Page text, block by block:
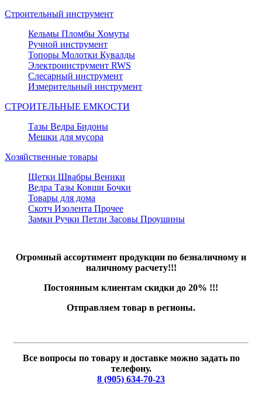
Строительный инструмент
Кельмы Пломбы Хомуты
Ручной инструмент
Топоры Молотки Кувалды
Электроинструмент RWS
Слесарный инструмент
Измерительный инструмент
СТРОИТЕЛЬНЫЕ ЕМКОСТИ
Тазы Ведра Бидоны
Мешки для мусора
Хозяйственные товары
Щетки Швабры Веники
Ведра Тазы Ковши Бочки
Товары для дома
Скотч Изолента Прочее
Замки Ручки Петли Засовы Проушины
Огромный ассортимент продукции по безналичному и
наличному расчету!!!
Постоянным клиентам скидки до 20% !!!
Отправляем товар в регионы.
Все вопросы по товару и доставке можно задать по
телефону.
8 (905) 634-70-23